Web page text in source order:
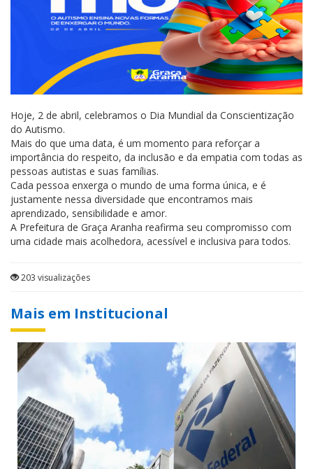
Hoje, 2 de abril, celebramos o Dia Mundial da Conscientização
do Autismo.
Mais do que uma data, é um momento para reforçar a
importância do respeito, da inclusão e da empatia com todas as
pessoas autistas e suas famílias.
Cada pessoa enxerga o mundo de uma forma única, e é
justamente nessa diversidade que encontramos mais
aprendizado, sensibilidade e amor.
A Prefeitura de Graça Aranha reafirma seu compromisso com
uma cidade mais acolhedora, acessível e inclusiva para todos.
203 visualizações
Mais em Institucional